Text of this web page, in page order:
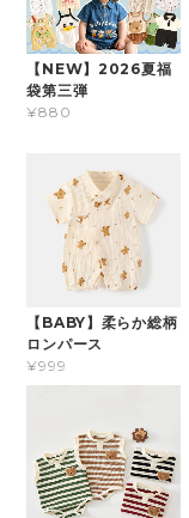
【NEW】2026夏福
袋第三弾
¥880
【BABY】柔らか総柄
ロンパース
¥999